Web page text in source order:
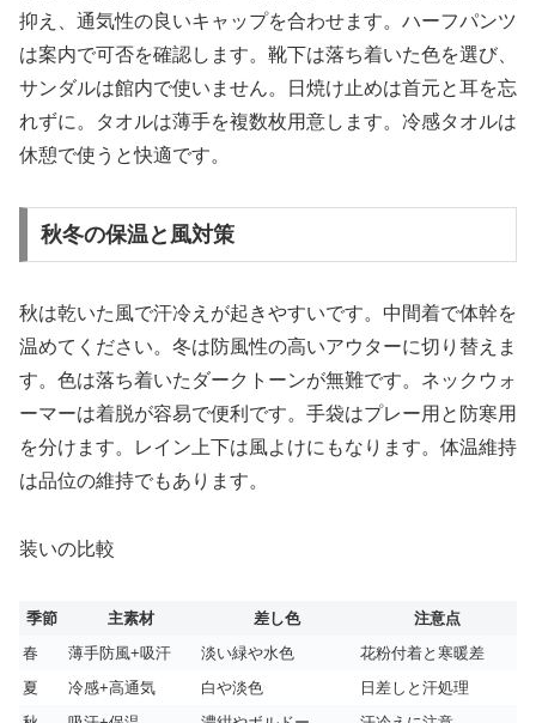
抑え、通気性の良いキャップを合わせます。ハーフパンツ
は案内で可否を確認します。靴下は落ち着いた色を選び、
サンダルは館内で使いません。日焼け止めは首元と耳を忘
れずに。タオルは薄手を複数枚用意します。冷感タオルは
休憩で使うと快適です。
秋冬の保温と風対策
秋は乾いた風で汗冷えが起きやすいです。中間着で体幹を
温めてください。冬は防風性の高いアウターに切り替えま
す。色は落ち着いたダークトーンが無難です。ネックウォ
ーマーは着脱が容易で便利です。手袋はプレー用と防寒用
を分けます。レイン上下は風よけにもなります。体温維持
は品位の維持でもあります。
装いの比較
季節 主素材 差し色
注意点
春
薄手防風+吸汗 淡い緑や水色
花粉付着と寒暖差
夏
冷感+高通気 白や淡色
日差しと汗処理